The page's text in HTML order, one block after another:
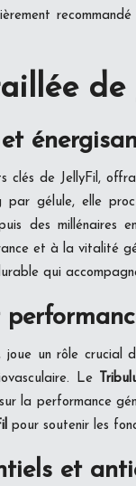
de
clés de JellyFil,
par gélule, elle
des millénaires
et à la vitalité
qui
joue un rôle crucial
Le
la performance
pour soutenir les
et